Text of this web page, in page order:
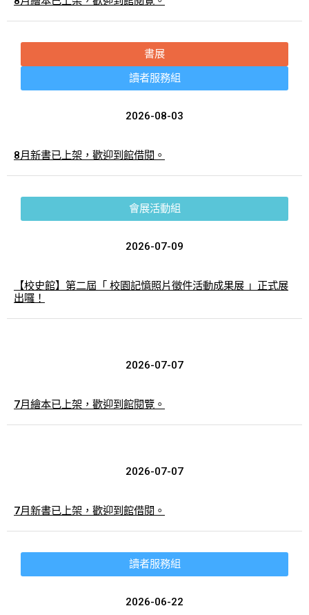
書展
讀者服務組
2026-08-03
8月新書已上架，歡迎到館借閱。
會展活動組
2026-07-09
【校史館】第二屆「 校園記憶照片徵件活動成果展 」正式展
出囉！
2026-07-07
7月繪本已上架，歡迎到館閱覽。
2026-07-07
7月新書已上架，歡迎到館借閱。
讀者服務組
2026-06-22